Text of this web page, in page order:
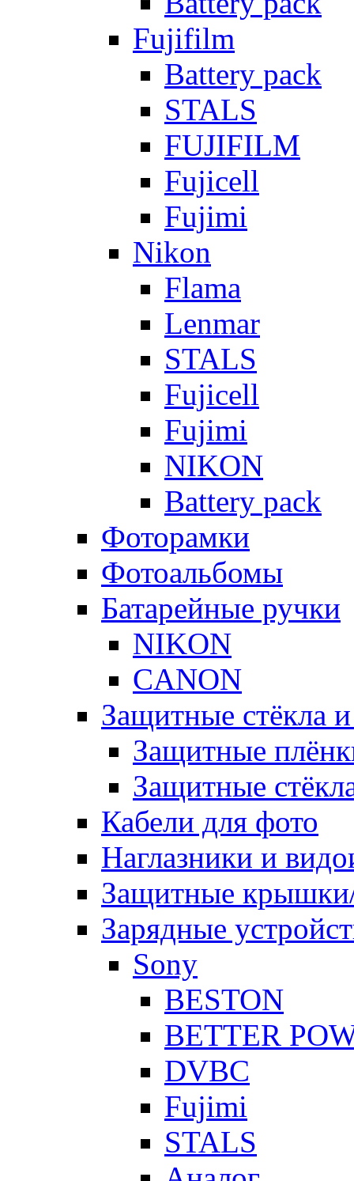
Fujifilm
Battery pack
STALS
FUJIFILM
Fujicell
Fujimi
Nikon
Flama
Lenmar
STALS
Fujicell
Fujimi
NIKON
Battery pack
Фоторамки
Фотоальбомы
Батарейные ручки
NIKON
CANON
Защитные стёкла
Защитные
Защитные
Кабели для фото
Наглазники и
Защитные
Зарядные
Sony
BESTON
BETTER
DVBC
Fujimi
STALS